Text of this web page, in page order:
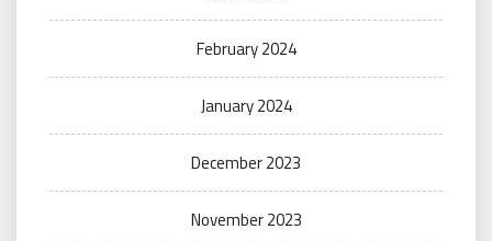
February 2024
January 2024
December 2023
November 2023